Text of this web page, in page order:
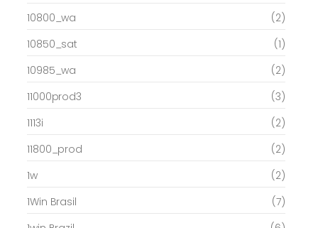
10800_wa
(2)
10850_sat
(1)
10985_wa
(2)
11000prod3
(3)
1113i
(2)
11800_prod
(2)
1w
(2)
1Win Brasil
(7)